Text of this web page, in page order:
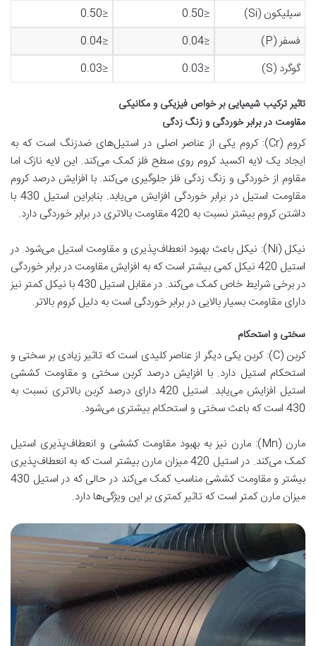
سیلیکون (Si) ≤0.50
≤0.50
فسفر (P)
≤0.04
≤0.04
گوگرد (S)
≤0.03
≤0.03
تاثیر ترکیب شیمیایی بر خواص فیزیکی و مکانیکی
مقاومت در برابر خوردگی و زنگ زدگی
کروم (Cr): کروم یکی از عناصر اصلی در استیل‌های ضدزنگ است که به
ایجاد یک لایه اکسید کروم روی سطح فلز کمک می‌کند. این لایه نازک اما
مقاوم از خوردگی و زنگ زدگی فلز جلوگیری می‌کند. با افزایش درصد کروم
مقاومت استیل در برابر خوردگی افزایش می‌یابد. بنابراین استیل 430 با
داشتن کروم بیشتر نسبت به 420 مقاومت بالاتری در برابر خوردگی دارد.
نیکل (Ni): نیکل باعث بهبود انعطاف‌پذیری و مقاومت استیل می‌شود. در
استیل 420 نیکل کمی بیشتر است که به افزایش مقاومت در برابر خوردگی
در برخی شرایط خاص کمک می‌کند. در مقابل استیل 430 با نیکل کمتر نیز
دارای مقاومت بسیار بالایی در برابر خوردگی است به دلیل کروم بالاتر.
سختی و استحکام
کربن (C): کربن یکی دیگر از عناصر کلیدی است که تاثیر زیادی بر سختی و
استحکام استیل دارد. با افزایش درصد کربن سختی و مقاومت کششی
استیل افزایش می‌یابد. استیل 420 دارای درصد کربن بالاتری نسبت به
430 است که باعث سختی و استحکام بیشتری می‌شود.
مارن (Mn): مارن نیز به بهبود مقاومت کششی و انعطاف‌پذیری استیل
کمک می‌کند. در استیل 420 میزان مارن بیشتر است که به انعطاف‌پذیری
بیشتر و مقاومت کششی مناسب کمک می‌کند در حالی که در استیل 430
میزان مارن کمتر است که تاثیر کمتری بر این ویژگی‌ها دارد.